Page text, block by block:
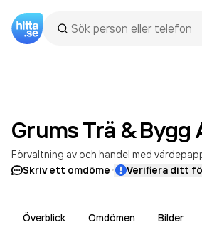
Grums Trä & Bygg
Skriv ett omdöme· Verifiera ditt
Överblick Omdömen Bilder